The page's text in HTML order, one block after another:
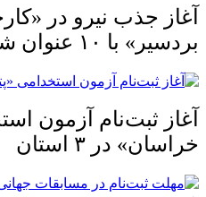
آغاز جذب نیرو در
بردسیر» با ۱۰ عنوان شغلی
آغاز ثبت‌نام آزمون
خراسان» در ۳ استان